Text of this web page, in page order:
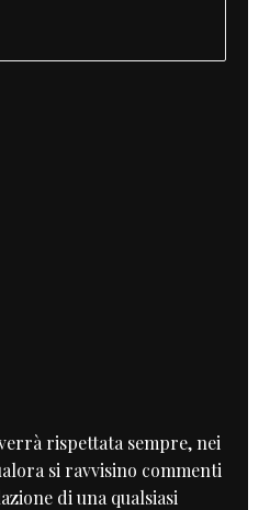
rispettata sempre, nei
si ravvisino commenti
di una qualsiasi